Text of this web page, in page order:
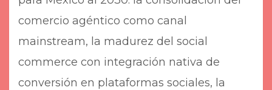
comercio agéntico como canal
mainstream, la madurez del social
commerce con integración nativa de
conversión en plataformas sociales, la